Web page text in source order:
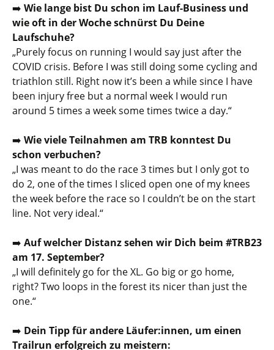
➡️ Wie lange bist Du schon im Lauf-Business und
wie oft in der Woche schnürst Du Deine
Laufschuhe?
„Purely focus on running I would say just after the
COVID crisis. Before I was still doing some cycling and
triathlon still. Right now it’s been a while since I have
been injury free but a normal week I would run
around 5 times a week some times twice a day.“
➡️ Wie viele Teilnahmen am TRB konntest Du
schon verbuchen?
„I was meant to do the race 3 times but I only got to
do 2, one of the times I sliced open one of my knees
the week before the race so I couldn’t be on the start
line. Not very ideal.“
➡️ Auf welcher Distanz sehen wir Dich beim #TRB23
am 17. September?
„I will definitely go for the XL. Go big or go home,
right? Two loops in the forest its nicer than just the
one.“
➡️ Dein Tipp für andere Läufer:innen, um einen
Trailrun erfolgreich zu meistern: